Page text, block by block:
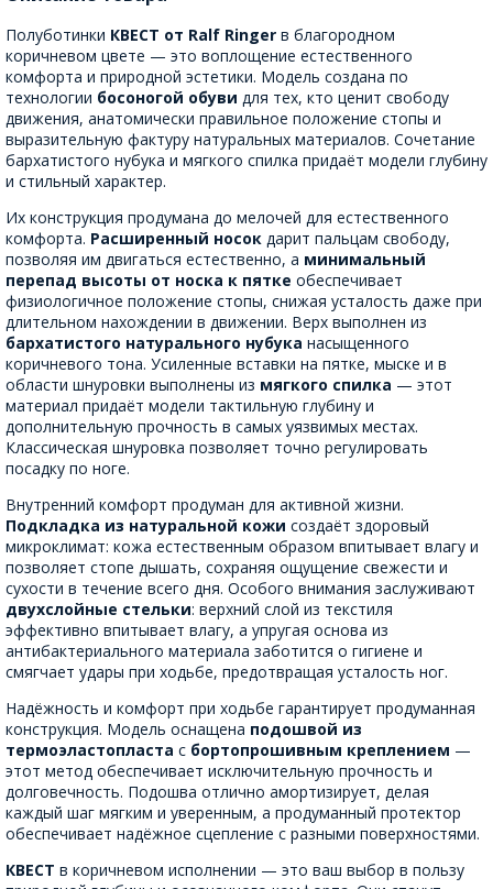
Полуботинки КВЕСТ от Ralf Ringer в благородном
коричневом цвете — это воплощение естественного
комфорта и природной эстетики. Модель создана по
технологии босоногой обуви для тех, кто ценит свободу
движения, анатомически правильное положение стопы и
выразительную фактуру натуральных материалов. Сочетание
бархатистого нубука и мягкого спилка придаёт модели глубину
и стильный характер.
Их конструкция продумана до мелочей для естественного
комфорта. Расширенный носок дарит пальцам свободу,
позволяя им двигаться естественно, а минимальный
перепад высоты от носка к пятке обеспечивает
физиологичное положение стопы, снижая усталость даже при
длительном нахождении в движении. Верх выполнен из
бархатистого натурального нубука насыщенного
коричневого тона. Усиленные вставки на пятке, мыске и в
области шнуровки выполнены из мягкого спилка — этот
материал придаёт модели тактильную глубину и
дополнительную прочность в самых уязвимых местах.
Классическая шнуровка позволяет точно регулировать
посадку по ноге.
Внутренний комфорт продуман для активной жизни.
Подкладка из натуральной кожи создаёт здоровый
микроклимат: кожа естественным образом впитывает влагу и
позволяет стопе дышать, сохраняя ощущение свежести и
сухости в течение всего дня. Особого внимания заслуживают
двухслойные стельки: верхний слой из текстиля
эффективно впитывает влагу, а упругая основа из
антибактериального материала заботится о гигиене и
смягчает удары при ходьбе, предотвращая усталость ног.
Надёжность и комфорт при ходьбе гарантирует продуманная
конструкция. Модель оснащена подошвой из
термоэластопласта с бортопрошивным креплением —
этот метод обеспечивает исключительную прочность и
долговечность. Подошва отлично амортизирует, делая
каждый шаг мягким и уверенным, а продуманный протектор
обеспечивает надёжное сцепление с разными поверхностями.
КВЕСТ в коричневом исполнении — это ваш выбор в пользу